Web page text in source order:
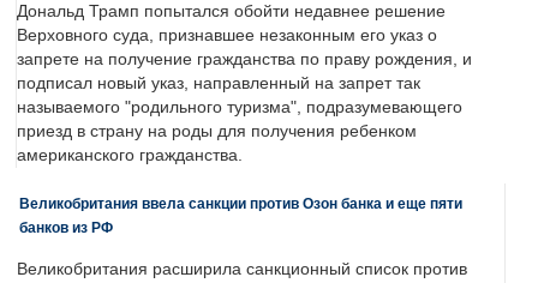
Дональд Трамп попытался обойти недавнее решение
Верховного суда, признавшее незаконным его указ о
запрете на получение гражданства по праву рождения, и
подписал новый указ, направленный на запрет так
называемого "родильного туризма", подразумевающего
приезд в страну на роды для получения ребенком
американского гражданства.
Великобритания ввела санкции против Озон банка и еще пяти
банков из РФ
Великобритания расширила санкционный список против